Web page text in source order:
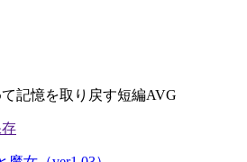
記憶を取り戻す短編AVG